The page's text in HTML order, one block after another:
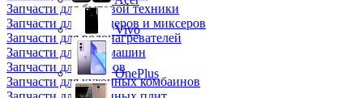
Запчасти для бытовой техники
Запчасти для блендеров и миксеров
Запчасти для водонагревателей
Запчасти для кофемашин
Запчасти для кулеров
Запчасти для кухонных комбаинов
Vivo
OnePlus